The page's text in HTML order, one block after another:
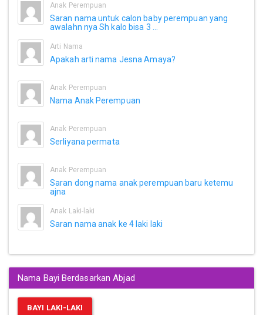
Anak Perempuan
Saran nama untuk calon baby perempuan yang
awalahn nya Sh kalo bisa 3 ...
Arti Nama
Apakah arti nama Jesna Amaya?
Anak Perempuan
Nama Anak Perempuan
Anak Perempuan
Serliyana permata
Anak Perempuan
Saran dong nama anak perempuan baru ketemu
ajna
Anak Laki-laki
Saran nama anak ke 4 laki laki
Nama Bayi Berdasarkan Abjad
BAYI LAKI-LAKI